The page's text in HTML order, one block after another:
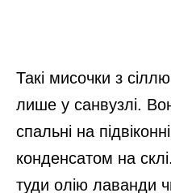
Такі мисочки з
лише у санвузлі.
спальні на
конденсатом на
туди олію лаванди